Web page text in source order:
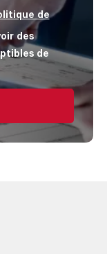
de
des
de